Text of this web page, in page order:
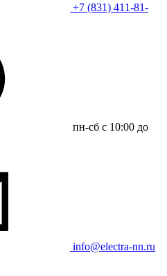
+7 (831) 411-81-
пн-сб с 10:00 до
info@electra-nn.ru